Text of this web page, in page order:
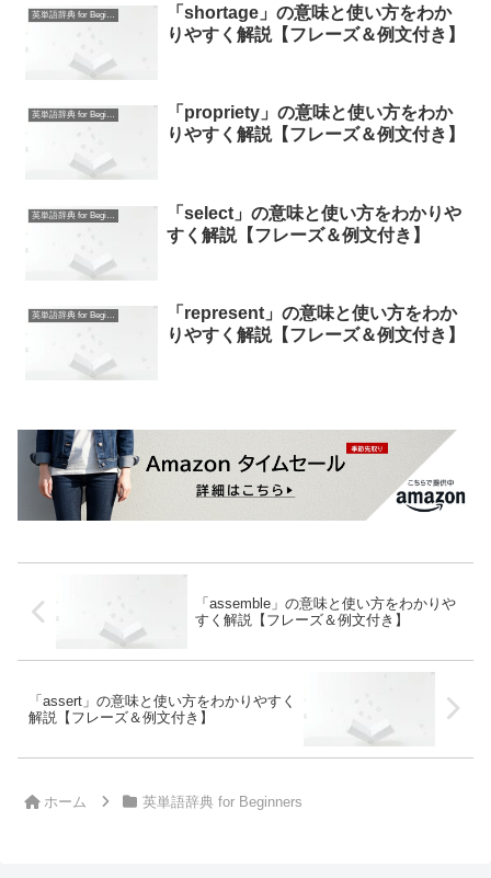
英単語辞典 for Beginners
「shortage」の意味と使い方をわか
りやすく解説【フレーズ＆例文付き】
英単語辞典 for Beginners
「propriety」の意味と使い方をわか
りやすく解説【フレーズ＆例文付き】
英単語辞典 for Beginners
「select」の意味と使い方をわかりや
すく解説【フレーズ＆例文付き】
英単語辞典 for Beginners
「represent」の意味と使い方をわか
りやすく解説【フレーズ＆例文付き】
「assemble」の意味と使い方をわかりや
すく解説【フレーズ＆例文付き】
「assert」の意味と使い方をわかりやすく
解説【フレーズ＆例文付き】
ホーム 英単語辞典 for Beginners